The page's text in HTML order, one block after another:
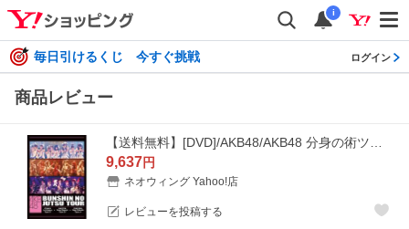
i
毎日引けるくじ 今すぐ挑戦 ログイン
商品レビュー
9,637円
ネオウィング Yahoo!店
レビューを投稿する